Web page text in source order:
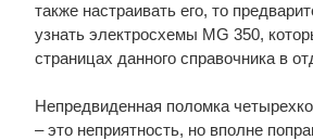
также настраивать его, то
узнать электросхемы MG 350,
страницах данного справочника в
Непредвиденная поломка
– это неприятность, но вполне